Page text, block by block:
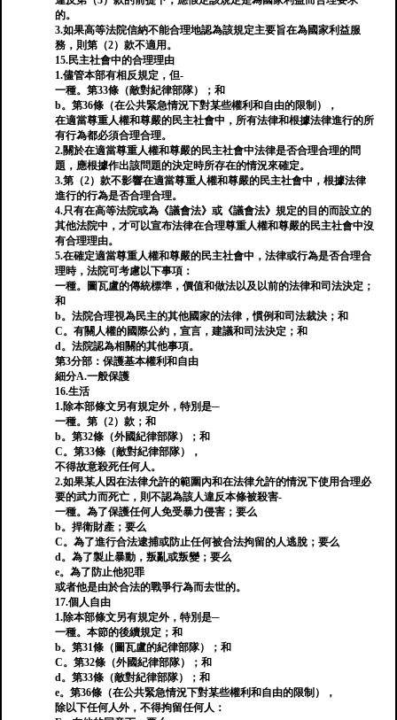
的。
3.如果高等法院信納不能合理地認為該規定主要旨在為國家利益服
務，則第（2）款不適用。
15.民主社會中的合理理由
1.儘管本部有相反規定，但-
一種。第33條（敵對紀律部隊）；和
b。第36條（在公共緊急情況下對某些權利和自由的限制），
在適當尊重人權和尊嚴的民主社會中，所有法律和根據法律進行的所
有行為都必須合理合理。
2.關於在適當尊重人權和尊嚴的民主社會中法律是否合理合理的問
題，應根據作出該問題的決定時所存在的情況來確定。
3.第（2）款不影響在適當尊重人權和尊嚴的民主社會中，根據法律
進行的行為是否合理合理。
4.只有在高等法院或為《議會法》或《議會法》規定的目的而設立的
其他法院中，才可以宣布法律在合理尊重人權和尊嚴的民主社會中沒
有合理理由。
5.在確定適當尊重人權和尊嚴的民主社會中，法律或行為是否合理合
理時，法院可考慮以下事項：
一種。圖瓦盧的傳統標準，價值和做法以及以前的法律和司法決定；
和
b。法院合理視為民主的其他國家的法律，慣例和司法裁決；和
C。有關人權的國際公約，宣言，建議和司法決定；和
d。法院認為相關的其他事項。
第3分部：保護基本權利和自由
細分A.一般保護
16.生活
1.除本部條文另有規定外，特別是─
一種。第（2）款；和
b。第32條（外國紀律部隊）；和
C。第33條（敵對紀律部隊），
不得故意殺死任何人。
2.如果某人因在法律允許的範圍內和在法律允許的情況下使用合理必
要的武力而死亡，則不認為該人違反本條被殺害-
一種。為了保護任何人免受暴力侵害；要么
b。捍衛財產；要么
C。為了進行合法逮捕或防止任何被合法拘留的人逃脫；要么
d。為了製止暴動，叛亂或叛變；要么
e。為了防止他犯罪
或者他是由於合法的戰爭行為而去世的。
17.個人自由
1.除本部條文另有規定外，特別是─
一種。本節的後續規定；和
b。第31條（圖瓦盧的紀律部隊）；和
C。第32條（外國紀律部隊）；和
d。第33條（敵對紀律部隊）；和
e。第36條（在公共緊急情況下對某些權利和自由的限制），
除以下任何人外，不得拘留任何人：